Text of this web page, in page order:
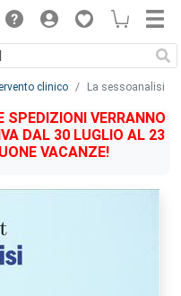
clinico La sessoanalisi
SPEDIZIONI VERRANNO
DAL 30 LUGLIO AL 23
VACANZE!